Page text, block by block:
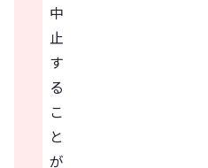
中
止
す
る
こ
と
が